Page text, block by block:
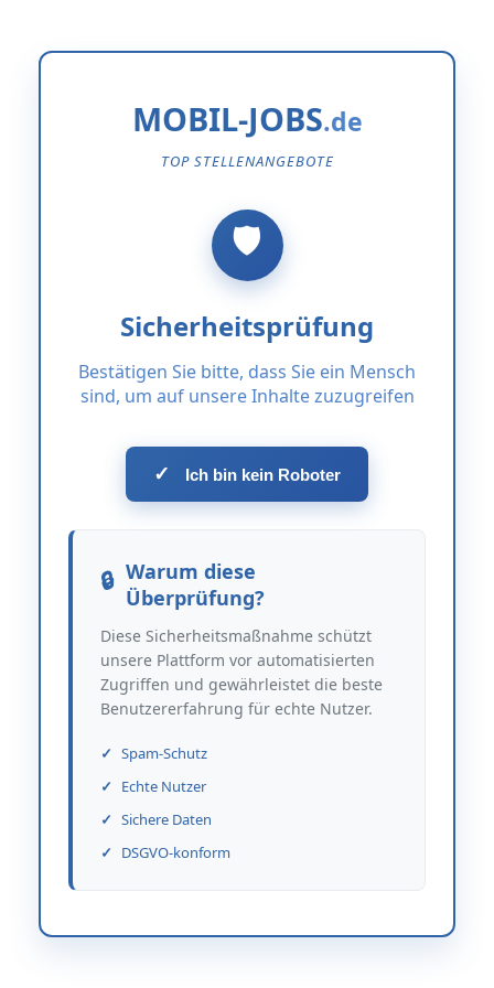
MOBIL-JOBS
TOP STELLENANGEBOTE
Sicherheitsprüfung
Bestätigen Sie bitte, dass Sie ein Mensch
sind, um auf unsere Inhalte zuzugreifen
✓ Ich bin kein Roboter
Warum diese
Überprüfung?
Diese Sicherheitsmaßnahme schützt
unsere Plattform vor automatisierten
Zugriffen und gewährleistet die beste
Benutzererfahrung für echte Nutzer.
Spam-Schutz
Echte Nutzer
Sichere Daten
DSGVO-konform